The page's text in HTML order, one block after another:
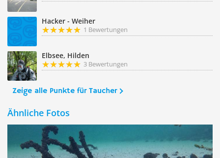
Hacker - Weiher
1 Bewertungen
Elbsee, Hilden
3 Bewertungen
Zeige alle Punkte für Taucher
Ähnliche Fotos